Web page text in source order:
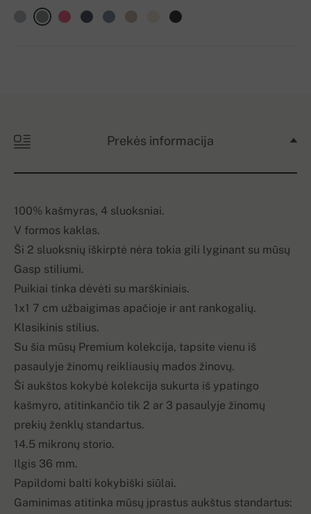
Prekės informacija
100% kašmyras, 4 sluoksniai.
V formos kaklas.
Ši 2 sluoksnių iškirptė nėra tokia gili lyginant su mūsų
Gasp stiliumi.
Puikiai tinka dėvėti su marškiniais.
1x1 7 cm užbaigimas apačioje ir ant rankogalių.
Klasikinis stilius.
Su šia mūsų Premium kolekcija, tapsite vienu iš
pasaulyje žinomų reikliausių mados žinovų.
Ši aukštos kokybė kolekcija sukurta iš ypatingo
kašmyro, atitinkančio tik 2 ar 3 pasaulyje žinomų
prekių ženklų standartus.
14.5 mikronų storio.
Ilgis 36 mm.
Papildomi balti kokybiški siūlai.
Gaminimas atitinka mūsų įprastus aukštus standartus: